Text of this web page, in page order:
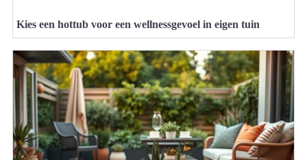
Kies een hottub voor een wellnessgevoel in eigen tuin